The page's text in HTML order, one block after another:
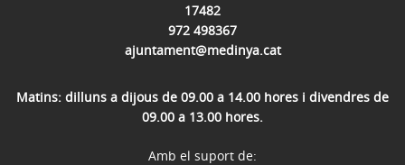
17482
972 498367
ajuntament@medinya.cat
Matins: dilluns a dijous de 09.00 a 14.00 hores i divendres de
09.00 a 13.00 hores.
Amb el suport de: